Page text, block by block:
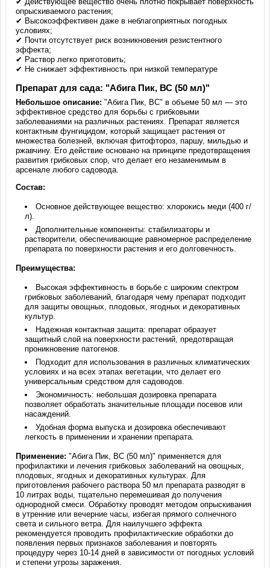
опрыскиваемого растения;
✔ Высокоэффективен даже в неблагоприятных погодных
условиях;
✔ Почти отсутствует риск возникновения резистентного
эффекта;
✔ Раствор легко приготовить;
✔ Не снижает эффективность при низкой температуре
Препарат для сада: "Абига Пик, ВС (50 мл)"
Небольшое описание: "Абига Пик, ВС" в объеме 50 мл — это
эффективное средство для борьбы с грибковыми
заболеваниями на различных растениях. Препарат является
контактным фунгицидом, который защищает растения от
множества болезней, включая фитофтороз, паршу, мильдью и
ржавчину. Его действие основано на принципе предотвращения
развития грибковых спор, что делает его незаменимым в
арсенале любого садовода.
Состав:
Основное действующее вещество: хлорокись меди (400 г/
л).
Дополнительные компоненты: стабилизаторы и
растворители, обеспечивающие равномерное распределение
препарата по поверхности растения и его долговечность.
Преимущества:
Высокая эффективность в борьбе с широким спектром
грибковых заболеваний, благодаря чему препарат подходит
для защиты овощных, плодовых, ягодных и декоративных
культур.
Надежная контактная защита: препарат образует
защитный слой на поверхности растений, предотвращая
проникновение патогенов.
Подходит для использования в различных климатических
условиях и на всех этапах вегетации, что делает его
универсальным средством для садоводов.
Экономичность: небольшая дозировка препарата
позволяет обработать значительные площади посевов или
насаждений.
Удобная форма выпуска и дозировка обеспечивают
легкость в применении и хранении препарата.
Применение: "Абига Пик, ВС (50 мл)" применяется для
профилактики и лечения грибковых заболеваний на овощных,
плодовых, ягодных и декоративных культурах. Для
приготовления рабочего раствора 50 мл препарата разводят в
10 литрах воды, тщательно перемешивая до получения
однородной смеси. Обработку проводят методом опрыскивания
в утренние или вечерние часы, избегая прямого солнечного
света и сильного ветра. Для наилучшего эффекта
рекомендуется проводить профилактические обработки до
появления первых признаков заболевания и повторять
процедуру через 10-14 дней в зависимости от погодных условий
и степени угрозы заражения.